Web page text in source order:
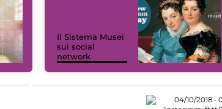
Il Sistema Musei
sui social
network